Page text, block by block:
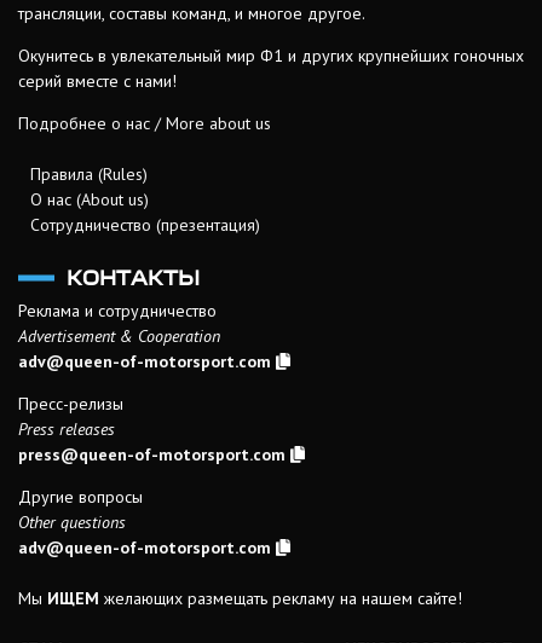
трансляции, составы команд, и многое другое.
Окунитесь в увлекательный мир Ф1 и других крупнейших гоночных
серий вместе с нами!
Подробнее о нас / More about us
Правила (Rules)
О нас (About us)
Сотрудничество (презентация)
КОНТАКТЫ
Реклама и сотрудничество
Advertisement & Cooperation
adv@queen-of-motorsport.com
Пресс-релизы
Press releases
press@queen-of-motorsport.com
Другие вопросы
Other questions
adv@queen-of-motorsport.com
Мы ИЩЕМ желающих размещать рекламу на нашем сайте!